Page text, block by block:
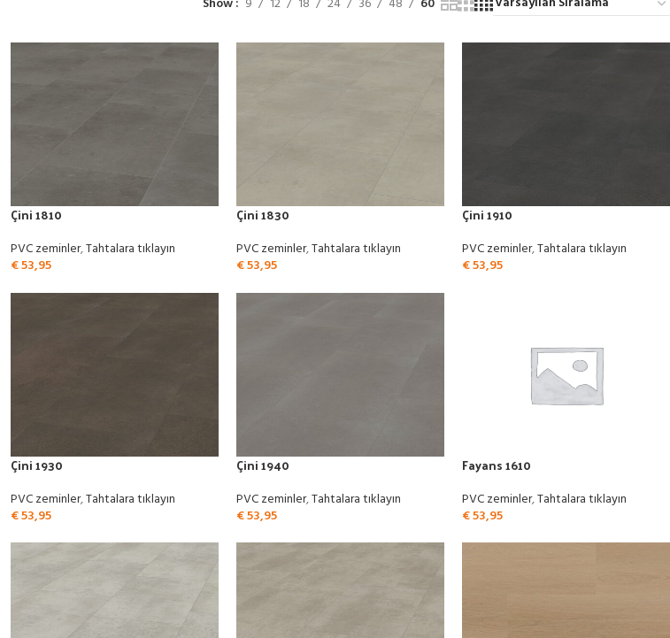
Çini 1810
PVC zeminler,Tahtalara tıklayın
€53,95
Çini 1830
PVC zeminler,Tahtalara tıklayın
€53,95
Çini 1910
PVC zeminler,Tahtalara tıklayın
€53,95
Çini 1930
PVC zeminler,Tahtalara tıklayın
€53,95
Çini 1940
PVC zeminler,Tahtalara tıklayın
€53,95
Fayans 1610
PVC zeminler,Tahtalara tıklayın
€53,95